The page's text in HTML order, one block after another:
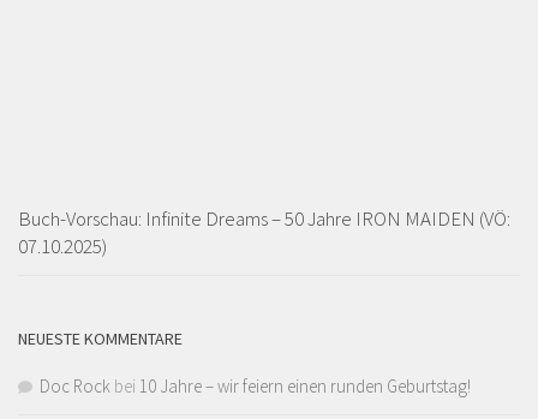
Buch-Vorschau: Infinite Dreams – 50 Jahre IRON MAIDEN (VÖ:
07.10.2025)
NEUESTE KOMMENTARE
Doc Rock bei 10 Jahre – wir feiern einen runden Geburtstag!